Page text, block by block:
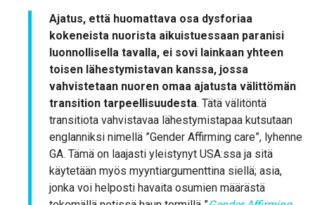
Ajatus, että huomattava osa dysforiaa
kokeneista nuorista aikuistuessaan paranisi
luonnollisella tavalla, ei sovi lainkaan yhteen
toisen lähestymistavan kanssa, jossa
vahvistetaan nuoren omaa ajatusta välittömän
transition tarpeellisuudesta. Tätä välitöntä
transitiota vahvistavaa lähestymistapaa kutsutaan
englanniksi nimellä ”Gender Affirming care”, lyhenne
GA. Tämä on laajasti yleistynyt USA:ssa ja sitä
käytetään myös myyntiargumenttina siellä; asia,
jonka voi helposti havaita osumien määrästä